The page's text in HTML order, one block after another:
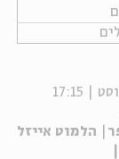
הלמוט אייזל